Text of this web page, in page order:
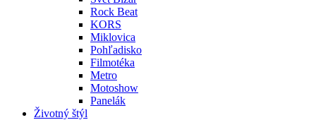
Rock Beat
KORS
Miklovica
Pohľadisko
Filmotéka
Metro
Motoshow
Panelák
Životný štýl